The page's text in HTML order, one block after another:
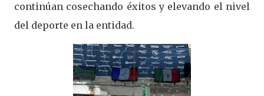
continúan cosechando éxitos y elevando el nivel
del deporte en la entidad.